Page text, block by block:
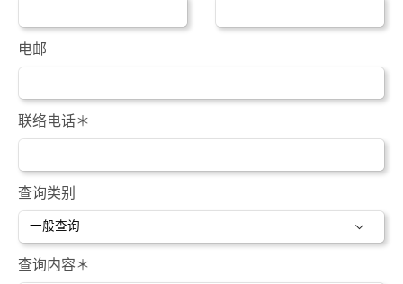
电邮
联络电话＊
查询类别
查询内容＊